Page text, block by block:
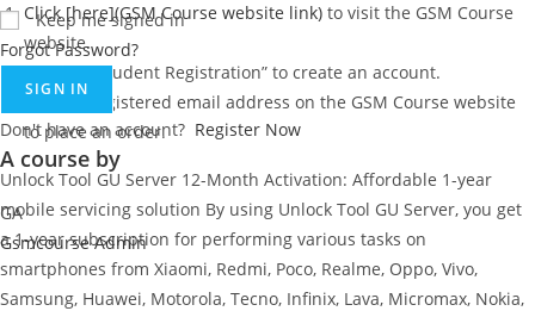
Click [here](GSM Course website link) to visit the GSM Course
website.
Click on “Student Registration” to create an account.
Use the registered email address on the GSM Course website
to place an order.
Unlock Tool GU Server 12-Month Activation: Affordable 1-year
mobile servicing solution By using Unlock Tool GU Server, you get
a 1-year subscription for performing various tasks on
smartphones from Xiaomi, Redmi, Poco, Realme, Oppo, Vivo,
Samsung, Huawei, Motorola, Tecno, Infinix, Lava, Micromax, Nokia,
Keep me signed in
Forgot Password?
SIGN IN
Don't have an account? Register Now
A course by
GA
Gsmcourse Admin